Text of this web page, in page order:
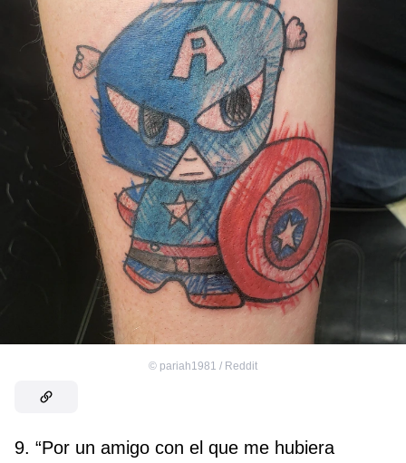
© pariah1981 / Reddit
9. “Por un amigo con el que me hubiera